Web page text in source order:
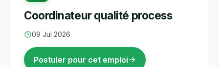
Coordinateur qualité process
09 Jul 2026
Postuler pour cet emploi